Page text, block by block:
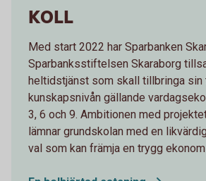
KOLL
Med start 2022 har Sparbanken
Sparbanksstiftelsen Skaraborg
heltidstjänst som skall tillbringa sin
kunskapsnivån gällande
3, 6 och 9. Ambitionen med
lämnar grundskolan med en
val som kan främja en trygg